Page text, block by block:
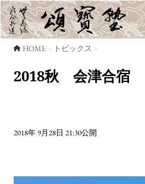
HOME トピックス
2018秋 会津合宿
2018年 9月28日 21:30公開